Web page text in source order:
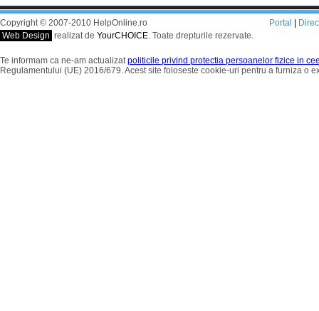
Copyright © 2007-2010 HelpOnline.ro
Web Design realizat de YourCHOICE. Toate drepturile rezervate.
Portal
Te informam ca ne-am actualizatpoliticile privind protectia persoanelor fizice in
Regulamentului (UE) 2016/679. Acest site foloseste cookie-uri pentru a furniza o